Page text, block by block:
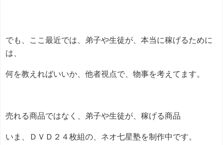
でも、ここ最近では、弟子や生徒が、本当に稼げるために
は、
何を教えればいいか、他者視点で、物事を考えてます。
売れる商品ではなく、弟子や生徒が、稼げる商品
いま、ＤＶＤ２４枚組の、ネオ七星塾を制作中です。